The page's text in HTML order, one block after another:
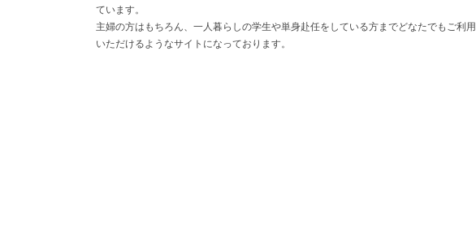
ています。
主婦の方はもちろん、一人暮らしの学生や単身赴任をしている方までどなたでもご利用
いただけるようなサイトになっております。